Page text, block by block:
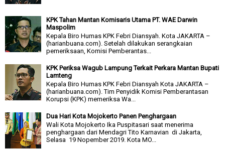
KPK Tahan Mantan Komisaris Utama PT. WAE Darwin
Maspolim
Kepala Biro Humas KPK Febri Diansyah. Kota JAKARTA –
(harianbuana.com). Setelah dilakukan serangkaian
pemeriksaan, Komisi Pemberantas...
KPK Periksa Wagub Lampung Terkait Perkara Mantan Bupati
Lamteng
Kepala Biro Humas KPK Febri Diansyah Kota JAKARTA –
(harianbuana.com). Tim Penyidik Komisi Pemberantasan
Korupsi (KPK) memeriksa Wa...
Dua Hari Kota Mojokerto Panen Penghargaan
Wali Kota Mojokerto Ika Puspitasari saat menerima
penghargaan dari Mendagri Tito Karnavian di Jakarta,
Selasa 19 Nopember 2019. Kota MO...